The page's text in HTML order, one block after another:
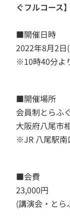
ぐフルコース
■開催日時
2022年8月2
※10時40分よ
■開催場所
会員制とらふ
大阪府八尾市
※JR 八尾駅南
■会費
23,000円
(講演会・とら